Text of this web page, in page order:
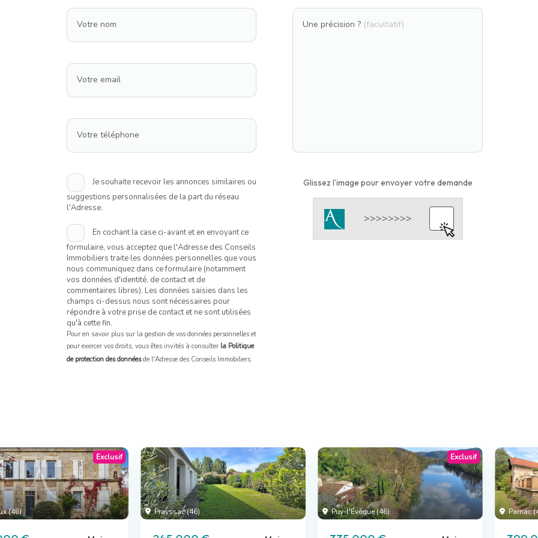
Votre nom
Votre email
Votre téléphone
Je souhaite recevoir les annonces similaires ou
suggestions personnalisées de la part du réseau
l'Adresse.
En cochant la case ci-avant et en envoyant ce
formulaire, vous acceptez que l'Adresse des Conseils
Immobiliers traite les données personnelles que vous
nous communiquez dans ce formulaire (notamment
vos données d'identité, de contact et de
commentaires libres). Les données saisies dans les
champs ci-dessus nous sont nécessaires pour
répondre à votre prise de contact et ne sont utilisées
qu'à cette fin.
Pour en savoir plus sur la gestion de vos données personnelles et
pour exercer vos droits, vous êtes invités à consulter la Politique
de protection des donnéesde l'Adresse des Conseils Immobiliers.
Une précision ? (facultatif)
Glissez l'image pour envoyer votre demande
(46)
Exclusif
Prayssac (46) Puy-l'Évêque (46)
Exclusif
Parnac